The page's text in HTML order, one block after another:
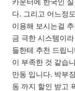
카운터에 한국인
다. 그리고 어느정
이용해 보시는걸
금 극한 시스템이
들한테 추천 드립
이 부족한 것 같습
만동 입니다. 박부
동 까지 할인 받고